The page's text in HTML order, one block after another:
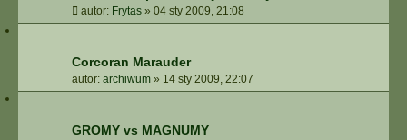
autor: Frytas » 04 sty 2009, 21:08
Corcoran Marauder
autor: archiwum » 14 sty 2009, 22:07
GROMY vs MAGNUMY